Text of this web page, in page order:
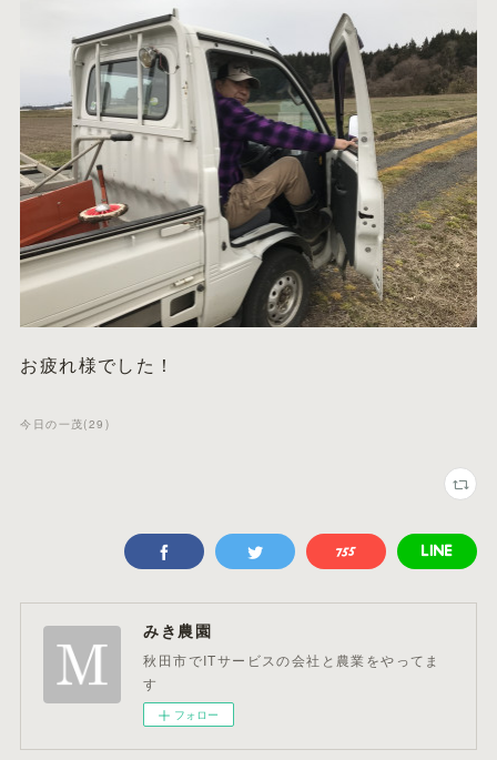
お疲れ様でした！
今日の一茂(29 )
みき農園
秋田市でITサービスの会社と農業をやってま
す
フォロー